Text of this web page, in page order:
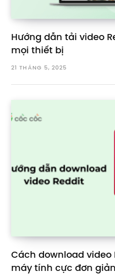
Hướng dẫn tải video
mọi thiết bị
21 THÁNG 5, 2025
Cách download video
máy tính cực đơn giản